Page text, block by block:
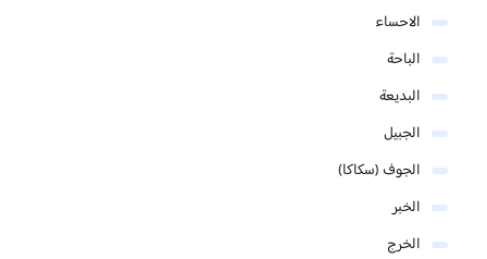
الاحساء
الباحة
البديعة
الجبيل
الجوف (سكاكا)
الخبر
الخرج